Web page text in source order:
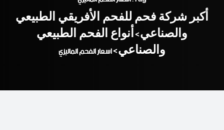
أكبر شركة فحم للفحم الأفريقي الطبيعي
والصناعي>أنواع الفحم الطبيعي
والصناعي>اسعار الفحم الماليزي